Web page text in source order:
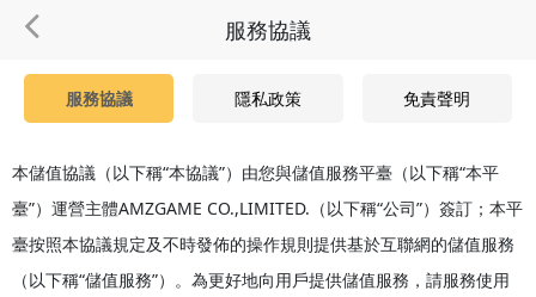
服務協議
服務協議 隱私政策 免責聲明
本儲值協議（以下稱“本協議”）由您與儲值服務平臺（以下稱“本平
臺”）運營主體AMZGAME CO.,LIMITED.（以下稱“公司”）簽訂；本平
臺按照本協議規定及不時發佈的操作規則提供基於互聯網的儲值服務
（以下稱“儲值服務”）。為更好地向用戶提供儲值服務，請服務使用